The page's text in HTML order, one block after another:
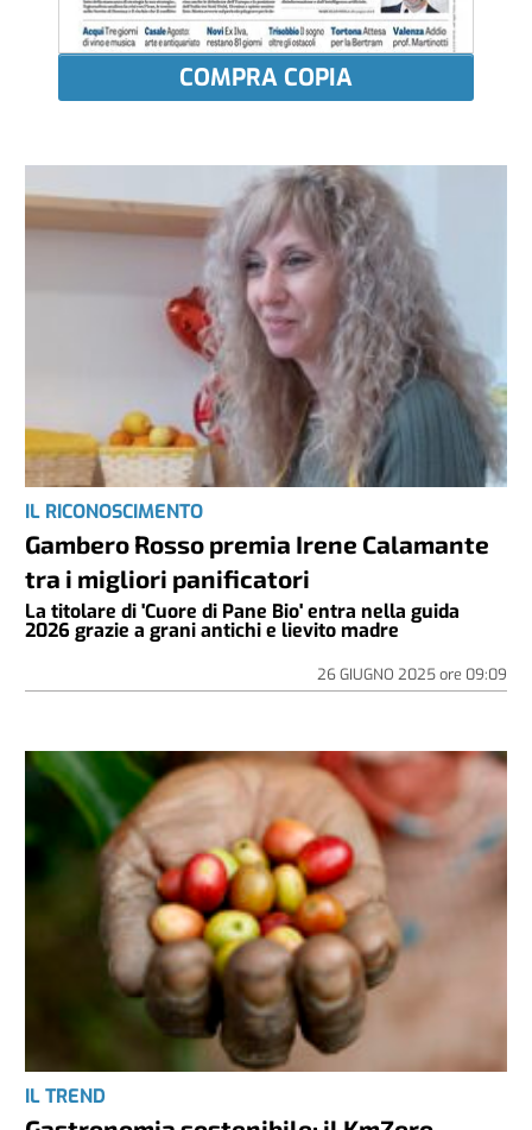
COMPRA COPIA
IL RICONOSCIMENTO
Gambero Rosso premia Irene Calamante
tra i migliori panificatori
La titolare di 'Cuore di Pane Bio' entra nella guida
2026 grazie a grani antichi e lievito madre
26 GIUGNO 2025ore 09:09
IL TREND